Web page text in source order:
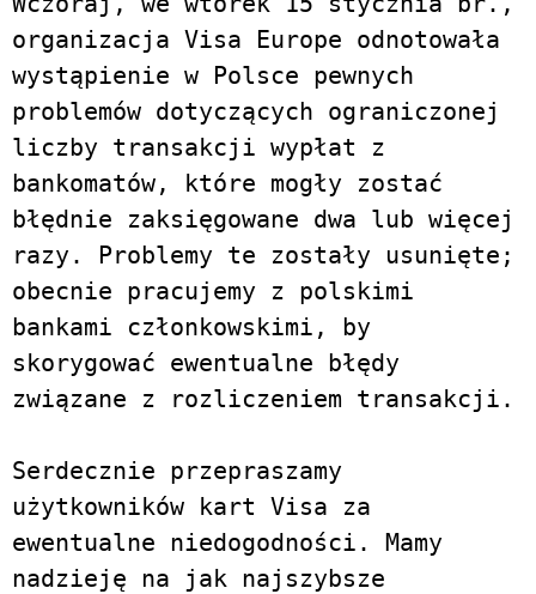
organizacja Visa Europe odnotowała
wystąpienie w Polsce pewnych
problemów dotyczących ograniczonej
liczby transakcji wypłat z
bankomatów, które mogły zostać
błędnie zaksięgowane dwa lub więcej
razy. Problemy te zostały usunięte;
obecnie pracujemy z polskimi
bankami członkowskimi, by
skorygować ewentualne błędy
związane z rozliczeniem transakcji.
Serdecznie przepraszamy
użytkowników kart Visa za
ewentualne niedogodności. Mamy
nadzieję na jak najszybsze